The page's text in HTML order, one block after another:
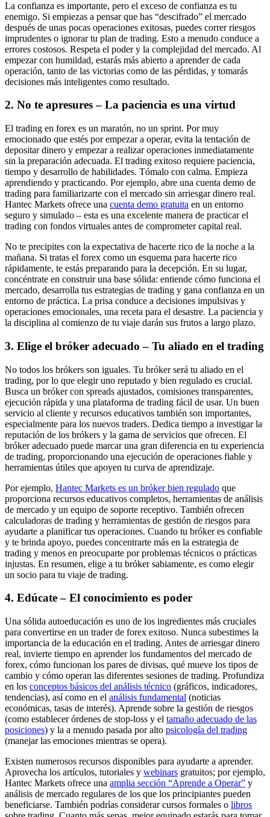
La confianza es importante, pero el exceso de confianza es tu
enemigo. Si empiezas a pensar que has “descifrado” el mercado
después de unas pocas operaciones exitosas, puedes correr riesgos
imprudentes o ignorar tu plan de trading. Esto a menudo conduce a
errores costosos. Respeta el poder y la complejidad del mercado. Al
empezar con humildad, estarás más abierto a aprender de cada
operación, tanto de las victorias como de las pérdidas, y tomarás
decisiones más inteligentes como resultado.
2. No te apresures – La paciencia es una virtud
El trading en forex es un maratón, no un sprint. Por muy
emocionado que estés por empezar a operar, evita la tentación de
depositar dinero y empezar a realizar operaciones inmediatamente
sin la preparación adecuada. El trading exitoso requiere paciencia,
tiempo y desarrollo de habilidades. Tómalo con calma. Empieza
aprendiendo y practicando. Por ejemplo, abre una cuenta demo de
trading para familiarizarte con el mercado sin arriesgar dinero real.
Hantec Markets ofrece una cuenta demo gratuita en un entorno
seguro y simulado – esta es una excelente manera de practicar el
trading con fondos virtuales antes de comprometer capital real.
No te precipites con la expectativa de hacerte rico de la noche a la
mañana. Si tratas el forex como un esquema para hacerte rico
rápidamente, te estás preparando para la decepción. En su lugar,
concéntrate en construir una base sólida: entiende cómo funciona el
mercado, desarrolla tus estrategias de trading y gana confianza en un
entorno de práctica. La prisa conduce a decisiones impulsivas y
operaciones emocionales, una receta para el desastre. La paciencia y
la disciplina al comienzo de tu viaje darán sus frutos a largo plazo.
3. Elige el bróker adecuado – Tu aliado en el trading
No todos los brókers son iguales. Tu bróker será tu aliado en el
trading, por lo que elegir uno reputado y bien regulado es crucial.
Busca un bróker con spreads ajustados, comisiones transparentes,
ejecución rápida y una plataforma de trading fácil de usar. Un buen
servicio al cliente y recursos educativos también son importantes,
especialmente para los nuevos traders. Dedica tiempo a investigar la
reputación de los brókers y la gama de servicios que ofrecen. El
bróker adecuado puede marcar una gran diferencia en tu experiencia
de trading, proporcionando una ejecución de operaciones fiable y
herramientas útiles que apoyen tu curva de aprendizaje.
Por ejemplo, Hantec Markets es un bróker bien regulado que
proporciona recursos educativos completos, herramientas de análisis
de mercado y un equipo de soporte receptivo. También ofrecen
calculadoras de trading y herramientas de gestión de riesgos para
ayudarte a planificar tus operaciones. Cuando tu bróker es confiable
y te brinda apoyo, puedes concentrarte más en la estrategia de
trading y menos en preocuparte por problemas técnicos o prácticas
injustas. En resumen, elige a tu bróker sabiamente, es como elegir
un socio para tu viaje de trading.
4. Edúcate – El conocimiento es poder
Una sólida autoeducación es uno de los ingredientes más cruciales
para convertirse en un trader de forex exitoso. Nunca subestimes la
importancia de la educación en el trading. Antes de arriesgar dinero
real, invierte tiempo en aprender los fundamentos del mercado de
forex, cómo funcionan los pares de divisas, qué mueve los tipos de
cambio y cómo operan las diferentes sesiones de trading. Profundiza
en los conceptos básicos del análisis técnico (gráficos, indicadores,
tendencias), así como en el análisis fundamental (noticias
económicas, tasas de interés). Aprende sobre la gestión de riesgos
(como establecer órdenes de stop-loss y el tamaño adecuado de las
posiciones) y la a menudo pasada por alto psicología del trading
(manejar las emociones mientras se opera).
Existen numerosos recursos disponibles para ayudarte a aprender.
Aprovecha los artículos, tutoriales y webinars gratuitos; por ejemplo,
Hantec Markets ofrece una amplia sección “Aprende a Operar” y
análisis de mercado regulares de los que los principiantes pueden
beneficiarse. También podrías considerar cursos formales o libros